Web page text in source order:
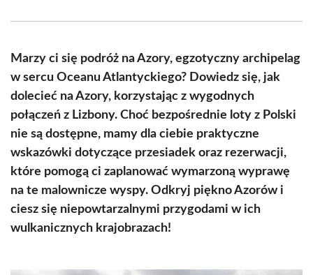
(Twitter)
Marzy ci się podróż na Azory, egzotyczny archipelag
w sercu Oceanu Atlantyckiego? Dowiedz się, jak
dolecieć na Azory, korzystając z wygodnych
połączeń z Lizbony. Choć bezpośrednie loty z Polski
nie są dostępne, mamy dla ciebie praktyczne
wskazówki dotyczące przesiadek oraz rezerwacji,
które pomogą ci zaplanować wymarzoną wyprawę
na te malownicze wyspy. Odkryj piękno Azorów i
ciesz się niepowtarzalnymi przygodami w ich
wulkanicznych krajobrazach!